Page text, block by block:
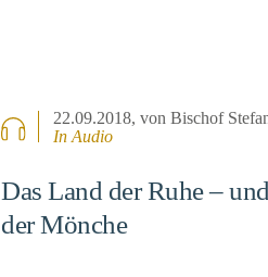
22.09.2018, von Bischof
In Audio
Das Land der Ruhe –
der Mönche